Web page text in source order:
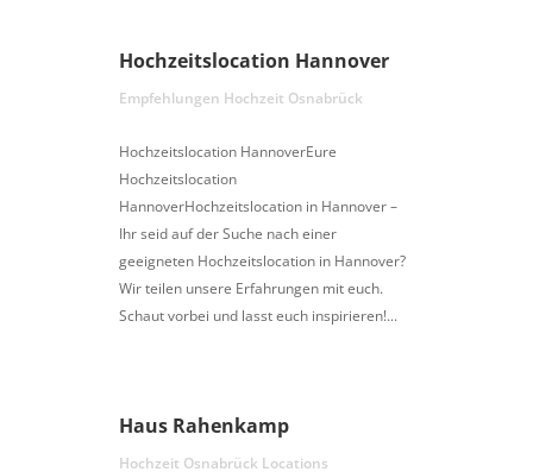
Hochzeitslocation Hannover
Empfehlungen Hochzeit Osnabrück
Hochzeitslocation HannoverEure
Hochzeitslocation
HannoverHochzeitslocation in Hannover –
Ihr seid auf der Suche nach einer
geeigneten Hochzeitslocation in Hannover?
Wir teilen unsere Erfahrungen mit euch.
Schaut vorbei und lasst euch inspirieren!...
Haus Rahenkamp
Hochzeit Osnabrück Locations